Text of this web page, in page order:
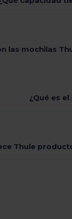
las mochilas
¿Qué es
Thule